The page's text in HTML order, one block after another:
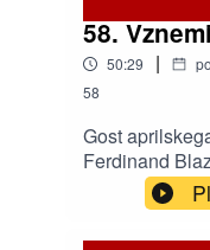
58.
50:29 |
58
Gost
Ferdinand
zbirko
razstavi z
zbirateljstva